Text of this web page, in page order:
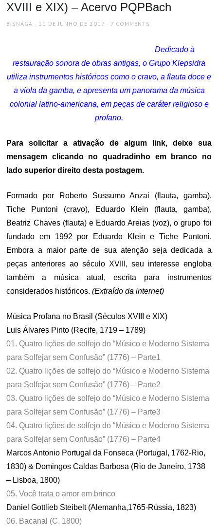
XVIII e XIX) – Acervo PQPBach
AUTHOR
BISNAGA
POSTED
11 DE JUNHO DE 2017 7 COMMENTS
Dedicado à
restauração sonora de obras antigas, o Grupo Klepsidra
utiliza instrumentos históricos como o cravo, a flauta doce e
a viola da gamba, e apresenta um panorama da música
colonial latino-americana, em peças de caráter religioso e
profano.
Para solicitar a ativação de algum link, deixe sua
mensagem clicando no quadradinho em branco no
lado superior direito desta postagem.
Formado por Roberto Sussumo Anzai (flauta, gamba),
Tiche Puntoni (cravo), Eduardo Klein (flauta, gamba),
Beatriz Chaves (flauta) e Eduardo Areias (voz), o grupo foi
fundado em 1992 por Eduardo Klein e Tiche Puntoni.
Embora a maior parte de sua atenção seja dedicada a
peças anteriores ao século XVIII, seu interesse engloba
também a música atual, escrita para instrumentos
considerados históricos.(Extraído da internet)
Música Profana no Brasil (Séculos XVIII e XIX)
Luis Álvares Pinto (Recife, 1719 – 1789)
01. Quatro lições de solfejo do “Músico e Moderno Sistema
para Solfejar sem Confusão” (1776) – Parte1
02. Quatro lições de solfejo do “Músico e Moderno Sistema
para Solfejar sem Confusão” (1776) – Parte2
03. Quatro lições de solfejo do “Músico e Moderno Sistema
para Solfejar sem Confusão” (1776) – Parte3
04. Quatro lições de solfejo do “Músico e Moderno Sistema
para Solfejar sem Confusão” (1776) – Parte4
Marcos Antonio Portugal da Fonseca (Portugal, 1762-Rio,
1830) & Domingos Caldas Barbosa (Rio de Janeiro, 1738
– Lisboa, 1800)
05. Você trata o amor em brinco
Daniel Gottlieb Steibelt (Alemanha,1765-Rússia, 1823)
06. Bacanal (C. 1800)